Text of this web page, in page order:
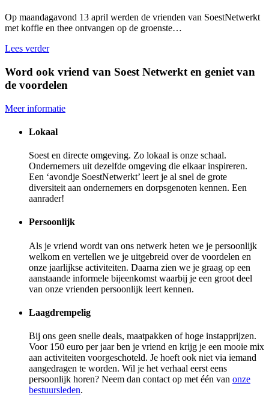
Op maandagavond 13 april werden de vrienden van SoestNetwerkt
met koffie en thee ontvangen op de groenste…
Lees verder
Word ook vriend van Soest Netwerkt en geniet van
de voordelen
Meer informatie
Lokaal
Soest en directe omgeving. Zo lokaal is onze schaal.
Ondernemers uit dezelfde omgeving die elkaar inspireren.
Een ‘avondje SoestNetwerkt’ leert je al snel de grote
diversiteit aan ondernemers en dorpsgenoten kennen. Een
aanrader!
Persoonlijk
Als je vriend wordt van ons netwerk heten we je persoonlijk
welkom en vertellen we je uitgebreid over de voordelen en
onze jaarlijkse activiteiten. Daarna zien we je graag op een
aanstaande informele bijeenkomst waarbij je een groot deel
van onze vrienden persoonlijk leert kennen.
Laagdrempelig
Bij ons geen snelle deals, maatpakken of hoge instapprijzen.
Voor 150 euro per jaar ben je vriend en krijg je een mooie mix
aan activiteiten voorgeschoteld. Je hoeft ook niet via iemand
aangedragen te worden. Wil je het verhaal eerst eens
persoonlijk horen? Neem dan contact op met één van onze
bestuursleden.